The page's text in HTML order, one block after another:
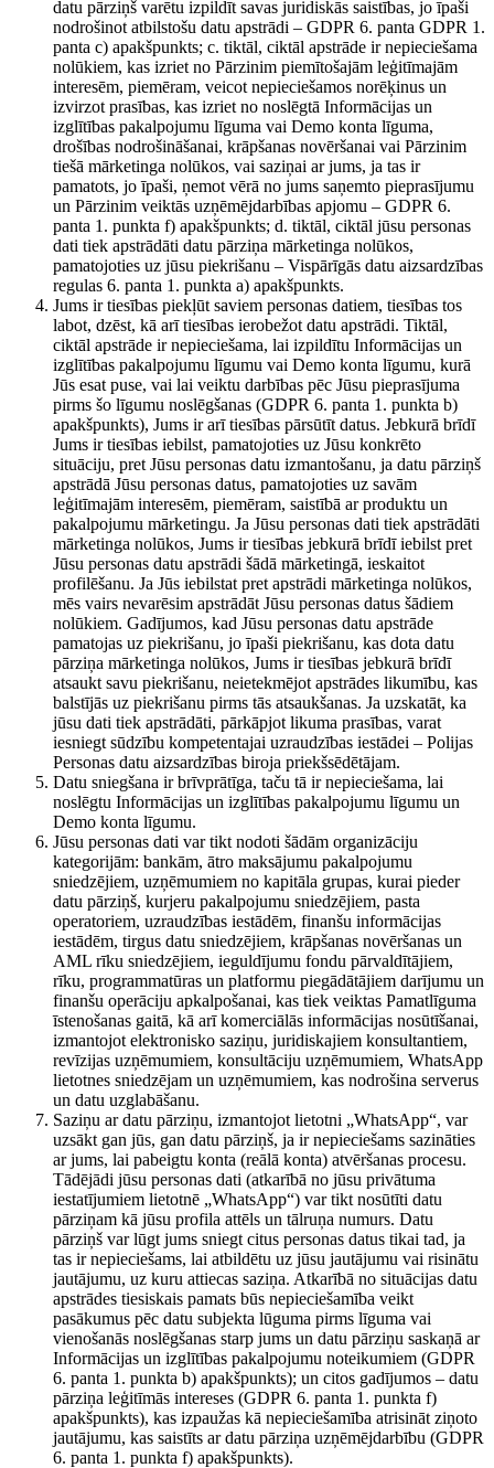
datu pārziņš varētu izpildīt savas juridiskās saistības, jo īpaši
nodrošinot atbilstošu datu apstrādi – GDPR 6. panta GDPR 1.
panta c) apakšpunkts; c. tiktāl, ciktāl apstrāde ir nepieciešama
nolūkiem, kas izriet no Pārzinim piemītošajām leģitīmajām
interesēm, piemēram, veicot nepieciešamos norēķinus un
izvirzot prasības, kas izriet no noslēgtā Informācijas un
izglītības pakalpojumu līguma vai Demo konta līguma,
drošības nodrošināšanai, krāpšanas novēršanai vai Pārzinim
tiešā mārketinga nolūkos, vai saziņai ar jums, ja tas ir
pamatots, jo īpaši, ņemot vērā no jums saņemto pieprasījumu
un Pārzinim veiktās uzņēmējdarbības apjomu – GDPR 6.
panta 1. punkta f) apakšpunkts; d. tiktāl, ciktāl jūsu personas
dati tiek apstrādāti datu pārziņa mārketinga nolūkos,
pamatojoties uz jūsu piekrišanu – Vispārīgās datu aizsardzības
regulas 6. panta 1. punkta a) apakšpunkts.
Jums ir tiesības piekļūt saviem personas datiem, tiesības tos
labot, dzēst, kā arī tiesības ierobežot datu apstrādi. Tiktāl,
ciktāl apstrāde ir nepieciešama, lai izpildītu Informācijas un
izglītības pakalpojumu līgumu vai Demo konta līgumu, kurā
Jūs esat puse, vai lai veiktu darbības pēc Jūsu pieprasījuma
pirms šo līgumu noslēgšanas (GDPR 6. panta 1. punkta b)
apakšpunkts), Jums ir arī tiesības pārsūtīt datus. Jebkurā brīdī
Jums ir tiesības iebilst, pamatojoties uz Jūsu konkrēto
situāciju, pret Jūsu personas datu izmantošanu, ja datu pārziņš
apstrādā Jūsu personas datus, pamatojoties uz savām
leģitīmajām interesēm, piemēram, saistībā ar produktu un
pakalpojumu mārketingu. Ja Jūsu personas dati tiek apstrādāti
mārketinga nolūkos, Jums ir tiesības jebkurā brīdī iebilst pret
Jūsu personas datu apstrādi šādā mārketingā, ieskaitot
profilēšanu. Ja Jūs iebilstat pret apstrādi mārketinga nolūkos,
mēs vairs nevarēsim apstrādāt Jūsu personas datus šādiem
nolūkiem. Gadījumos, kad Jūsu personas datu apstrāde
pamatojas uz piekrišanu, jo īpaši piekrišanu, kas dota datu
pārziņa mārketinga nolūkos, Jums ir tiesības jebkurā brīdī
atsaukt savu piekrišanu, neietekmējot apstrādes likumību, kas
balstījās uz piekrišanu pirms tās atsaukšanas. Ja uzskatāt, ka
jūsu dati tiek apstrādāti, pārkāpjot likuma prasības, varat
iesniegt sūdzību kompetentajai uzraudzības iestādei – Polijas
Personas datu aizsardzības biroja priekšsēdētājam.
Datu sniegšana ir brīvprātīga, taču tā ir nepieciešama, lai
noslēgtu Informācijas un izglītības pakalpojumu līgumu un
Demo konta līgumu.
Jūsu personas dati var tikt nodoti šādām organizāciju
kategorijām: bankām, ātro maksājumu pakalpojumu
sniedzējiem, uzņēmumiem no kapitāla grupas, kurai pieder
datu pārziņš, kurjeru pakalpojumu sniedzējiem, pasta
operatoriem, uzraudzības iestādēm, finanšu informācijas
iestādēm, tirgus datu sniedzējiem, krāpšanas novēršanas un
AML rīku sniedzējiem, ieguldījumu fondu pārvaldītājiem,
rīku, programmatūras un platformu piegādātājiem darījumu un
finanšu operāciju apkalpošanai, kas tiek veiktas Pamatlīguma
īstenošanas gaitā, kā arī komerciālās informācijas nosūtīšanai,
izmantojot elektronisko saziņu, juridiskajiem konsultantiem,
revīzijas uzņēmumiem, konsultāciju uzņēmumiem, WhatsApp
lietotnes sniedzējam un uzņēmumiem, kas nodrošina serverus
un datu uzglabāšanu.
Saziņu ar datu pārziņu, izmantojot lietotni „WhatsApp“, var
uzsākt gan jūs, gan datu pārziņš, ja ir nepieciešams sazināties
ar jums, lai pabeigtu konta (reālā konta) atvēršanas procesu.
Tādējādi jūsu personas dati (atkarībā no jūsu privātuma
iestatījumiem lietotnē „WhatsApp“) var tikt nosūtīti datu
pārziņam kā jūsu profila attēls un tālruņa numurs. Datu
pārziņš var lūgt jums sniegt citus personas datus tikai tad, ja
tas ir nepieciešams, lai atbildētu uz jūsu jautājumu vai risinātu
jautājumu, uz kuru attiecas saziņa. Atkarībā no situācijas datu
apstrādes tiesiskais pamats būs nepieciešamība veikt
pasākumus pēc datu subjekta lūguma pirms līguma vai
vienošanās noslēgšanas starp jums un datu pārziņu saskaņā ar
Informācijas un izglītības pakalpojumu noteikumiem (GDPR
6. panta 1. punkta b) apakšpunkts); un citos gadījumos – datu
pārziņa leģitīmās intereses (GDPR 6. panta 1. punkta f)
apakšpunkts), kas izpaužas kā nepieciešamība atrisināt ziņoto
jautājumu, kas saistīts ar datu pārziņa uzņēmējdarbību (GDPR
6. panta 1. punkta f) apakšpunkts).